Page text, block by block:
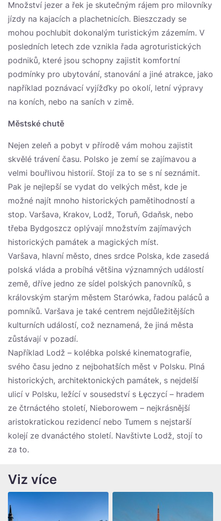
Množství jezer a řek je skutečným rájem pro milovníky
jízdy na kajacích a plachetnicích. Bieszczady se
mohou pochlubit dokonalým turistickým zázemím. V
posledních letech zde vznikla řada agroturistických
podniků, které jsou schopny zajistit komfortní
podmínky pro ubytování, stanování a jiné atrakce, jako
například poznávací vyjížďky po okolí, letní výpravy
na koních, nebo na saních v zimě.
Městské chutě
Nejen zeleň a pobyt v přírodě vám mohou zajistit
skvělé trávení času. Polsko je zemí se zajímavou a
velmi bouřlivou historií. Stojí za to se s ní seznámit.
Pak je nejlepší se vydat do velkých měst, kde je
možné najít mnoho historických pamětihodností a
stop. Varšava, Krakov, Lodž, Toruň, Gdaňsk, nebo
třeba Bydgoszcz oplývají množstvím zajímavých
historických památek a magických míst.
Varšava, hlavní město, dnes srdce Polska, kde zasedá
polská vláda a probíhá většina významných událostí
země, dříve jedno ze sídel polských panovníků, s
královským starým městem Starówka, řadou paláců a
pomníků. Varšava je také centrem nejdůležitějších
kulturních událostí, což neznamená, že jiná města
zůstávají v pozadí.
Například Lodž – kolébka polské kinematografie,
svého času jedno z nejbohatších měst v Polsku. Plná
historických, architektonických památek, s nejdelší
ulicí v Polsku, ležící v sousedství s Łęczycí – hradem
ze čtrnáctého století, Nieborowem – nejkrásnější
aristokratickou rezidencí nebo Tumem s nejstarší
kolejí ze dvanáctého století. Navštivte Lodž, stojí to
za to.
Viz více